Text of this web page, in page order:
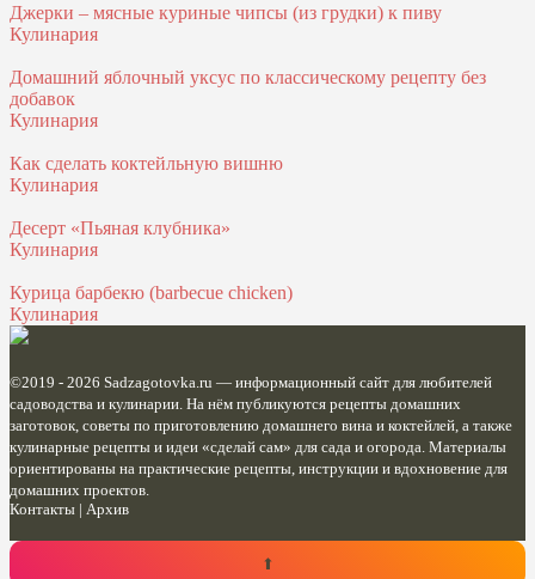
Джерки – мясные куриные чипсы (из грудки) к пиву
Кулинария
Домашний яблочный уксус по классическому рецепту без
добавок
Кулинария
Как сделать коктейльную вишню
Кулинария
Десерт «Пьяная клубника»
Кулинария
Курица барбекю (barbecue chicken)
Кулинария
©2019 - 2026 Sadzagotovka.ru — информационный сайт для любителей
садоводства и кулинарии. На нём публикуются рецепты домашних
заготовок, советы по приготовлению домашнего вина и коктейлей, а также
кулинарные рецепты и идеи «сделай сам» для сада и огорода. Материалы
ориентированы на практические рецепты, инструкции и вдохновение для
домашних проектов.
Контакты | Архив